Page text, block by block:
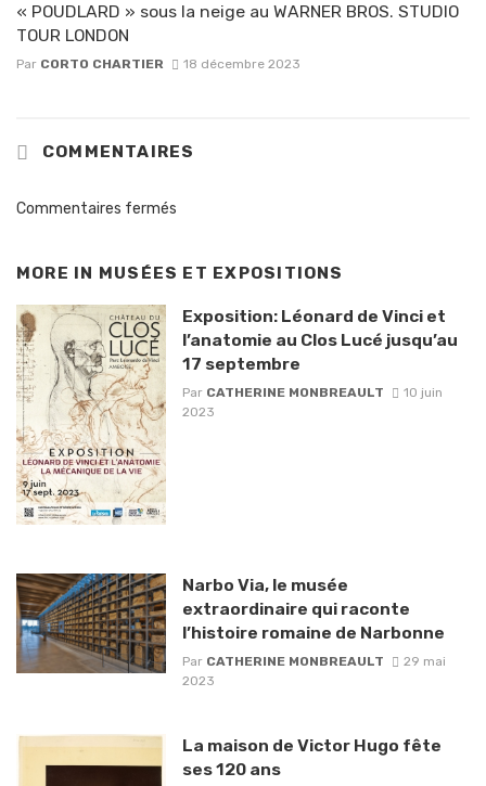
« POUDLARD » sous la neige au WARNER BROS. STUDIO
TOUR LONDON
Par CORTO CHARTIER 18 décembre 2023
COMMENTAIRES
Commentaires fermés
MORE IN MUSÉES ET EXPOSITIONS
Exposition: Léonard de Vinci et
l’anatomie au Clos Lucé jusqu’au
17 septembre
Par CATHERINE MONBREAULT
10 juin
2023
Narbo Via, le musée
extraordinaire qui raconte
l’histoire romaine de Narbonne
Par CATHERINE MONBREAULT
29 mai
2023
La maison de Victor Hugo fête
ses 120 ans